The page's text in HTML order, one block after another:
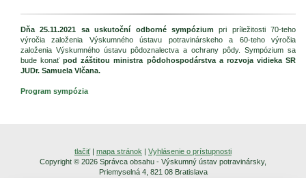
Dňa 25.11.2021 sa uskutoční odborné sympózium pri príležitosti 70-teho
výročia založenia Výskumného ústavu potravinárskeho a 60-teho výročia
založenia Výskumného ústavu pôdoznalectva a ochrany pôdy. Sympózium sa
bude konaťpod záštitou ministra pôdohospodárstva a rozvoja vidieka SR
JUDr. Samuela Vlčana.
Program sympózia
tlačiť| mapa stránok | Vyhlásenie o prístupnosti
Copyright © 2026 Správca obsahu - Výskumný ústav potravinársky,
Priemyselná 4, 821 08 Bratislava